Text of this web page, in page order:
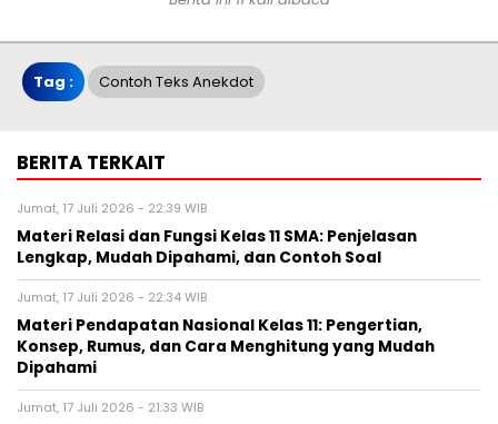
Tag : Contoh Teks Anekdot
BERITA TERKAIT
Jumat, 17 Juli 2026 - 22:39 WIB
Materi Relasi dan Fungsi Kelas 11 SMA: Penjelasan
Lengkap, Mudah Dipahami, dan Contoh Soal
Jumat, 17 Juli 2026 - 22:34 WIB
Materi Pendapatan Nasional Kelas 11: Pengertian,
Konsep, Rumus, dan Cara Menghitung yang Mudah
Dipahami
Jumat, 17 Juli 2026 - 21:33 WIB